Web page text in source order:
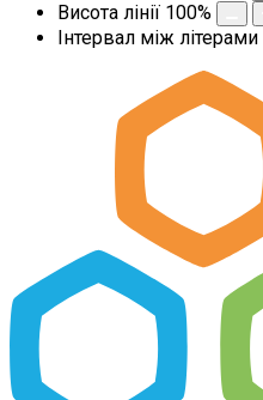
Висота лінії 100%
Інтервал між літерами